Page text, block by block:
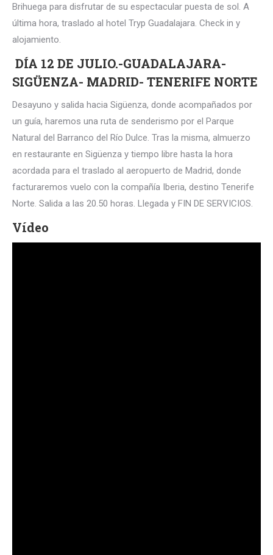
Brihuega para disfrutar de su espectacular puesta de sol. A
última hora, traslado al hotel Tryp Guadalajara. Check in y
alojamiento.
DÍA 12 DE JULIO.-GUADALAJARA-
SIGÜENZA- MADRID- TENERIFE NORTE
Desayuno y salida hacia Sigüenza, donde acompañados por
un guía, haremos una ruta de senderismo por el Parque
Natural del Barranco del Río Dulce. Tras la misma, almuerzo
en restaurante en Sigüenza y tiempo libre hasta la hora
acordada para el traslado al aeropuerto de Madrid, donde
facturaremos vuelo con la compañía Iberia, destino Tenerife
Norte. Salida a las 20.50 horas. Llegada y FIN DE SERVICIOS.
Vídeo